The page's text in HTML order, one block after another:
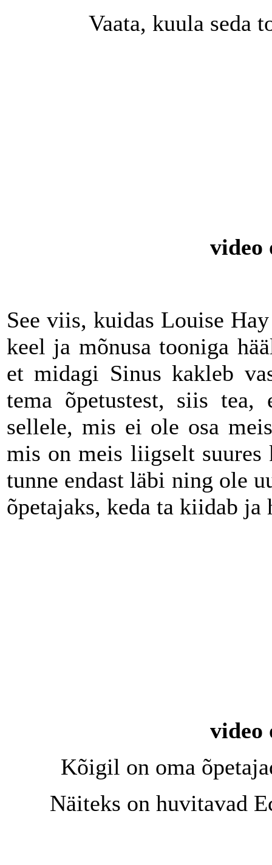
Vaata, kuula seda
video
See viis, kuidas Louise
keel ja mõnusa tooniga
et midagi Sinus kakleb
tema õpetustest, siis
sellele, mis ei ole osa
mis on meis liigselt suures
tunne endast läbi ning ole
õpetajaks, keda ta kiidab
video
Kõigil on oma
Näiteks on huvitavad